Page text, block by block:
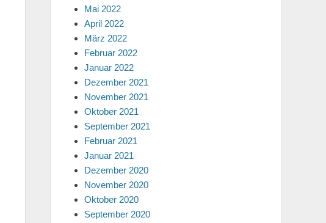
Mai 2022
April 2022
März 2022
Februar 2022
Januar 2022
Dezember 2021
November 2021
Oktober 2021
September 2021
Februar 2021
Januar 2021
Dezember 2020
November 2020
Oktober 2020
September 2020